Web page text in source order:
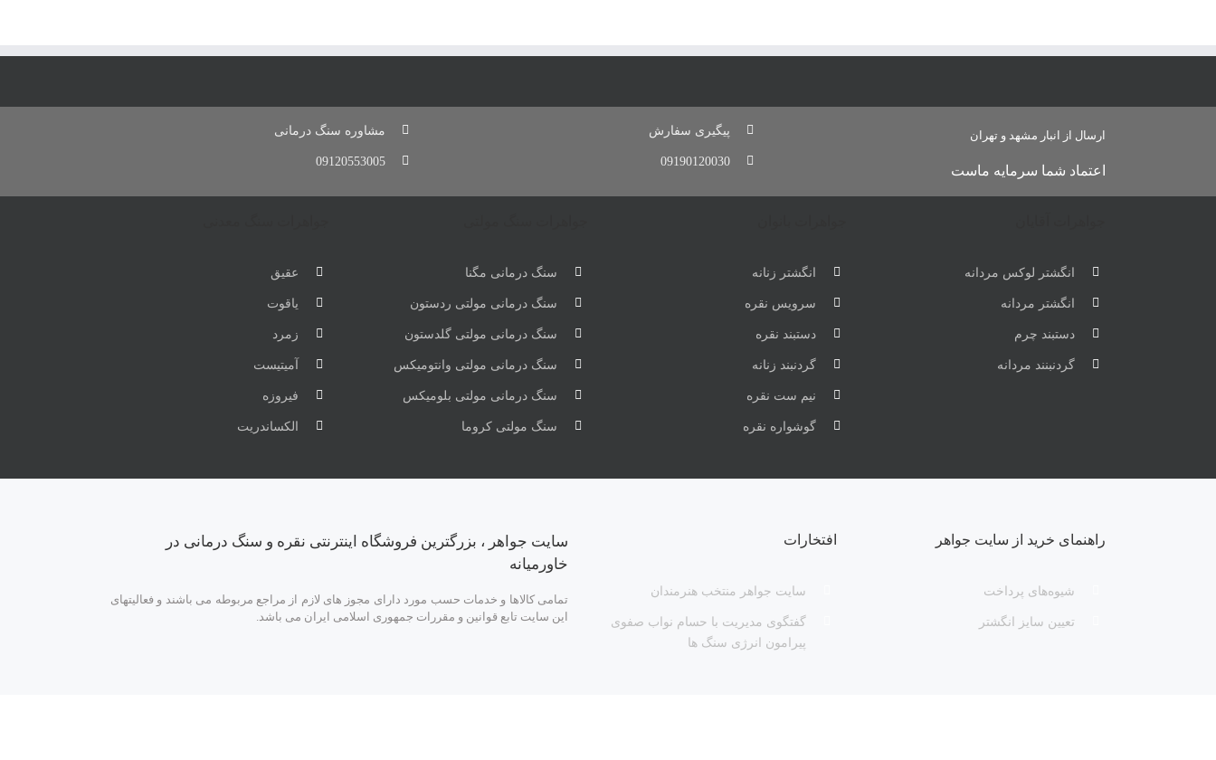
ارسال از انبار مشهد و تهران
اعتماد شما سرمایه ماست
پیگیری سفارش
09190120030
مشاوره سنگ درمانی
09120553005
انگشتر لوکس مردانه
انگشتر مردانه
دستبند چرم
گردنبنند مردانه
انگشتر زنانه
سرویس نقره
دستبند نقره
گردنبند زنانه
نیم ست نقره
گوشواره نقره
سنگ درمانی مگنا
سنگ درمانی مولتی ردستون
سنگ درمانی مولتی گلدستون
سنگ درمانی مولتی وانتومیکس
سنگ درمانی مولتی بلومیکس
سنگ مولتی کروما
عقیق
یاقوت
زمرد
آمیتیست
فیروزه
الکساندریت
راهنمای خرید از سایت جواهر
شیوه‌های پرداخت
تعیین سایز انگشتر
افتخارات
سایت جواهر منتخب هنرمندان
گفتگوی مدیریت با حسام نواب صفوی
پیرامون انرژی سنگ ها
سایت جواهر ، بزرگترین فروشگاه اینترنتی نقره و سنگ درمانی در
خاورمیانه
تمامی کالاها و خدمات حسب مورد دارای مجوز های لازم از مراجع مربوطه می باشند و فعالیتهای
این سایت تابع قوانین و مقررات جمهوری اسلامی ایران می باشد.